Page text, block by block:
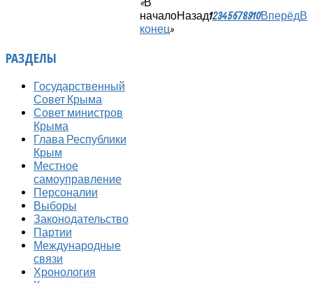
началоНазад12345678910ВперёдВ
конец»
РАЗДЕЛЫ
Государственный
Совет Крыма
Совет министров
Крыма
Глава Республики
Крым
Местное
самоуправление
Персоналии
Выборы
Законодательство
Партии
Международные
связи
Хронология